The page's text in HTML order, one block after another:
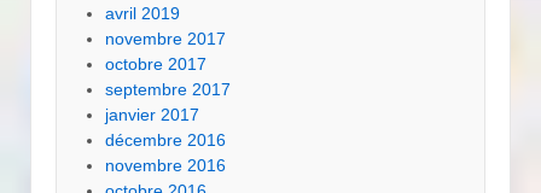
avril 2019
novembre 2017
octobre 2017
septembre 2017
janvier 2017
décembre 2016
novembre 2016